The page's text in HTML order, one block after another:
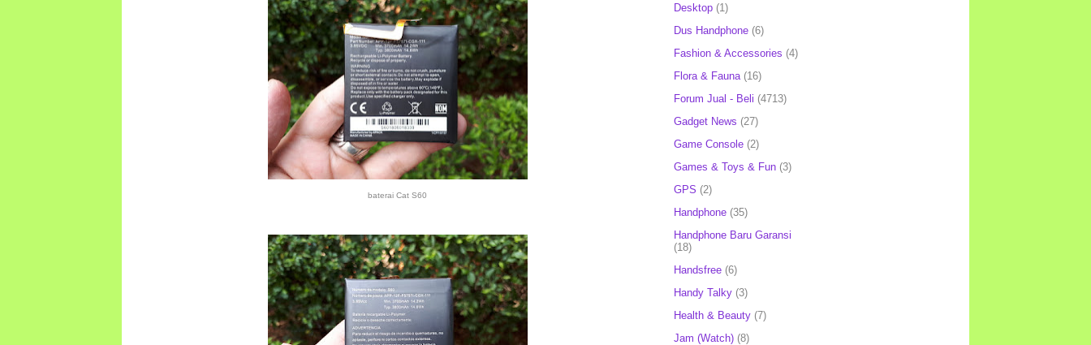
baterai Cat S60
Desktop (1)
Dus Handphone (6)
Fashion & Accessories (4)
Flora & Fauna (16)
Forum Jual - Beli (4713)
Gadget News (27)
Game Console (2)
Games & Toys & Fun (3)
GPS (2)
Handphone (35)
Handphone Baru Garansi
(18)
Handsfree (6)
Handy Talky (3)
Health & Beauty (7)
Jam (Watch) (8)